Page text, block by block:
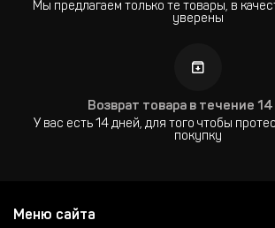
Мы предлагаем только те товары, в
уверены
Возврат товара в течение
У вас есть 14 дней, для того чтобы
покупку
Меню сайта